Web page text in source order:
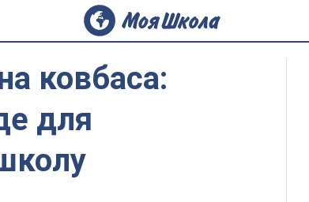
ковбаса:
для